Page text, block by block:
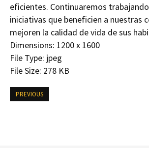
eficientes. Continuaremos
iniciativas que beneficien a nuestras
mejoren la calidad de vida de sus
Dimensions: 1200 x 1600
File Type: jpeg
File Size: 278 KB
PREVIOUS